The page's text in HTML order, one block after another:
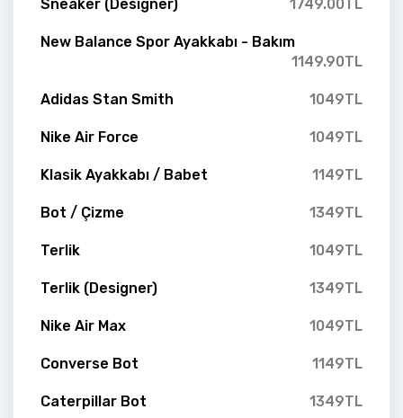
Sneaker (Designer) 1749.00TL
New Balance Spor Ayakkabı - Bakım
1149.90TL
Adidas Stan Smith 1049TL
Nike Air Force 1049TL
Klasik Ayakkabı / Babet 1149TL
Bot / Çizme 1349TL
Terlik 1049TL
Terlik (Designer) 1349TL
Nike Air Max 1049TL
Converse Bot 1149TL
Caterpillar Bot 1349TL